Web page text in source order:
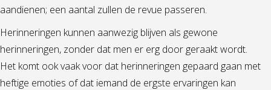
aandienen; een aantal zullen de revue passeren.
Herinneringen kunnen aanwezig blijven als gewone
herinneringen, zonder dat men er erg door geraakt wordt.
Het komt ook vaak voor dat herinneringen gepaard gaan met
heftige emoties of dat iemand de ergste ervaringen kan